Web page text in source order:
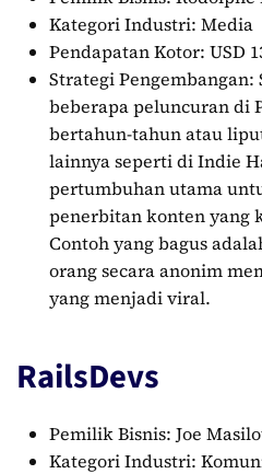
Kategori Industri: Media
Pendapatan Kotor: USD
Strategi
beberapa peluncuran di
bertahun-tahun atau
lainnya seperti di Indie
pertumbuhan utama
penerbitan konten yang
Contoh yang bagus
orang secara anonim
yang menjadi viral.
RailsDevs
Pemilik Bisnis: Joe
Kategori Industri: